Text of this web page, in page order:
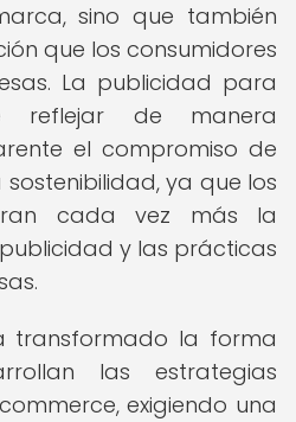
sino que también
que los consumidores
La publicidad para
reflejar de manera
el compromiso de
ya que los
cada vez más la
y las prácticas
transformado la forma
las estrategias
exigiendo una